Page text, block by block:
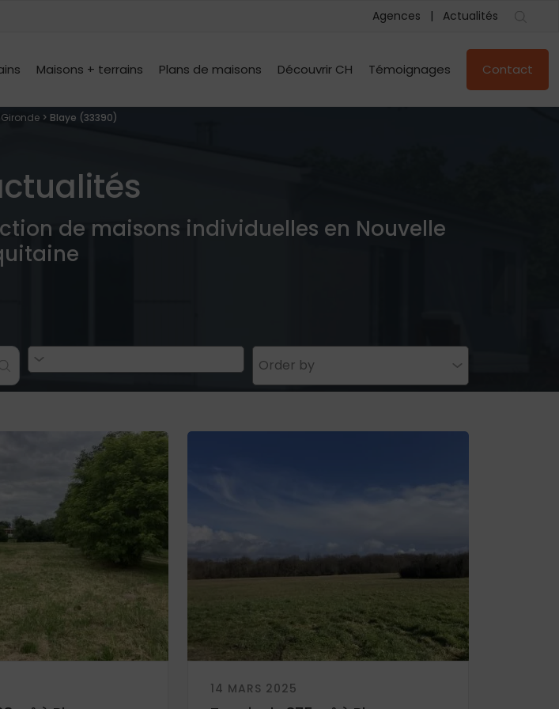
Agences Actualités
Maisons + terrains Plans de maisons Découvrir CH Témoignages Contact
> Blaye (33390)
de maisons individuelles en Nouvelle
Order by
14 MARS 2025